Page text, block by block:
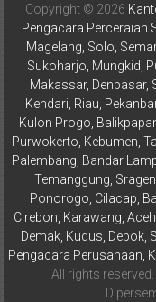
Ungaran,
Pontianak,
Bandung,
Kendari,
Riau,
Pekanbaru,
Bengkulu,
Mukomuko,
Gunung
Kidul,
Kulon
Progo,
Balikpapan,
Copyright © 2026
Pengacara Perceraian
Magelang, Solo,
Sukoharjo, Mungkid,
Makassar, Denpasar,
Kendari, Riau,
Kulon Progo,
Purwokerto, Kebumen,
Palembang, Bandar
Temanggung,
Ponorogo, Cilacap,
Cirebon, Karawang,
Demak, Kudus, Depok,
Pengacara Perusahaan,
All rights reserved.